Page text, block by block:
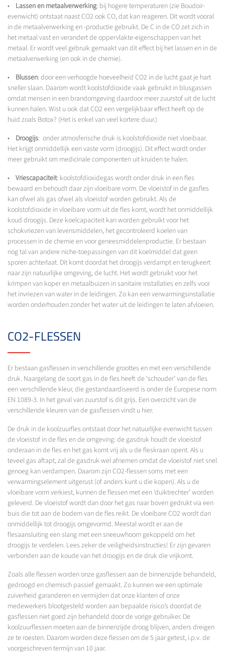
• Lassen en metaalverwerking: bij hogere temperaturen (zie Boudoir-
evenwicht) ontstaat naast CO2 ook CO, dat kan reageren. Dit wordt vooral
in de metaalverwerking en -productie gebruikt. De C in de CO zet zich in
het metaal vast en verandert de oppervlakte-eigenschappen van het
metaal. Er wordt veel gebruik gemaakt van dit effect bij het lassen en in de
metaalverwerking (en ook in de chemie).
• Blussen: door een verhoogde hoeveelheid CO2 in de lucht gaat je hart
sneller slaan. Daarom wordt koolstofdioxide vaak gebruikt in blusgassen
omdat mensen in een brandomgeving daardoor meer zuurstof uit de lucht
kunnen halen. Wist u ook dat CO2 een vergelijkbaar effect heeft op de
huid zoals Botox? (Het is enkel van veel kortere duur.)
• Droogijs: onder atmosferische druk is koolstofdioxide niet vloeibaar.
Het krijgt onmiddellijk een vaste vorm (droogijs). Dit effect wordt onder
meer gebruikt om medicinale componenten uit kruiden te halen.
• Vriescapaciteit: koolstofdioxidegas wordt onder druk in een fles
bewaard en behoudt daar zijn vloeibare vorm. De vloeistof in de gasfles
kan ofwel als gas ofwel als vloeistof worden gebruikt. Als de
koolstofdioxide in vloeibare vorm uit de fles komt, wordt het onmiddellijk
koud droogijs. Deze koelcapaciteit kan worden gebruikt voor het
schokvriezen van levensmiddelen, het gecontroleerd koelen van
processen in de chemie en voor geneesmiddelenproductie. Er bestaan
nog tal van andere niche-toepassingen van dit koelmiddel dat geen
sporen achterlaat. Dit komt doordat het droogijs verdampt en terugkeert
naar zijn natuurlijke omgeving, de lucht. Het wordt gebruikt voor het
krimpen van koper en metaalbuizen in sanitaire installaties en zelfs voor
het invriezen van water in de leidingen. Zo kan een verwarmingsinstallatie
worden onderhouden zonder het water uit de leidingen te laten afvloeien.
CO2-FLESSEN
Er bestaan gasflessen in verschillende groottes en met een verschillende
druk. Naargelang de soort gas in de fles heeft de ‘schouder’ van de fles
een verschillende kleur, die gestandaardiseerd is onder de Europese norm
EN 1089-3. In het geval van zuurstof is dit grijs. Een overzicht van de
verschillende kleuren van de gasflessen vindt u hier.
De druk in de koolzuurfles ontstaat door het natuurlijke evenwicht tussen
de vloeistof in de fles en de omgeving: de gasdruk houdt de vloeistof
onderaan in de fles en het gas komt vrij als u de fleskraan opent. Als u
teveel gas aftapt, zal de gasdruk wel afnemen omdat de vloeistof niet snel
genoeg kan verdampen. Daarom zijn CO2-flessen soms met een
verwarmingselement uitgerust (of anders kunt u die kopen). Als u de
vloeibare vorm verkiest, kunnen de flessen met een ‘duiktrechter’ worden
geleverd. De vloeistof wordt dan door het gas naar boven gedrukt via een
buis die tot aan de bodem van de fles reikt. De vloeibare CO2 wordt dan
onmiddellijk tot droogijs omgevormd. Meestal wordt er aan de
flesaansluiting een slang met een sneeuwhoorn gekoppeld om het
droogijs te verdelen. Lees zeker de veiligheidsinstructies! Er zijn gevaren
verbonden aan de koude van het droogijs en de druk die vrijkomt.
Zoals alle flessen worden onze gasflessen aan de binnenzijde behandeld,
gedroogd en chemisch passief gemaakt. Zo kunnen we een optimale
zuiverheid garanderen en vermijden dat onze klanten of onze
medewerkers blootgesteld worden aan bepaalde risico’s doordat de
gasflessen niet goed zijn behandeld door de vorige gebruiker. De
koolzuurflessen moeten aan de binnenzijde droog blijven, anders dreigen
ze te roesten. Daarom worden deze flessen om de 5 jaar getest, i.p.v. de
voorgeschreven termijn van 10 jaar.